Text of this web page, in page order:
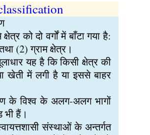
को दो वर्गों में बाँटा गया है:
(2) ग्राम क्षेत्र।
यह है कि किसी क्षेत्र की
खेती में लगी है या इससे बाहर
के विश्व के अलग-अलग भागों
हैं।
संस्थाओं के अन्तर्गत